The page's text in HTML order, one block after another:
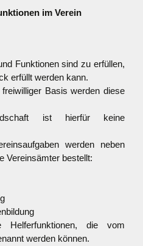
im Verein
Funktionen sind zu erfüllen,
erfüllt werden kann.
Basis werden diese
ist hierfür keine
werden neben
Vereinsämter bestellt:
Helferfunktionen, die vom
werden können.